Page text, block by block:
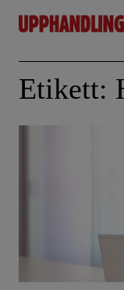
content
Etikett: